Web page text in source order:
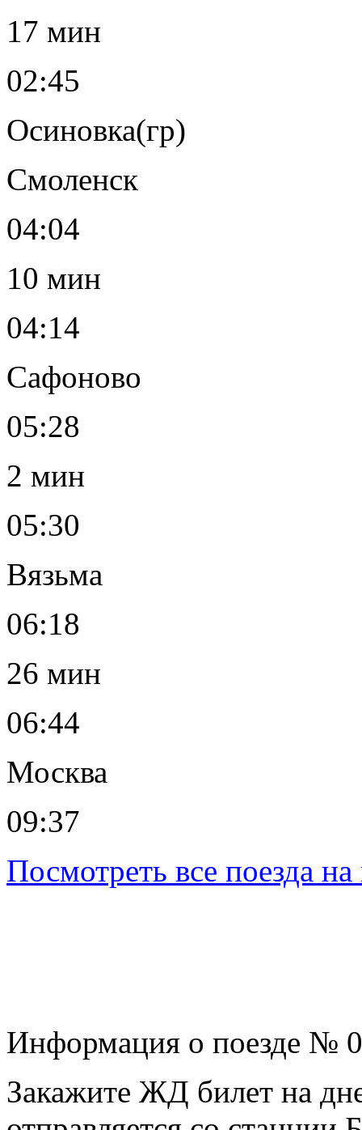
17 мин
02:45
Осиновка(гр)
Смоленск
04:04
10 мин
04:14
Сафоново
05:28
2 мин
05:30
Вязьма
06:18
26 мин
06:44
Москва
09:37
Посмотреть все поезда
Информация о поезде №
Закажите ЖД билет на